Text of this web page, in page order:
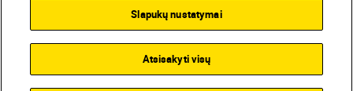
Back to top
Slapukų nustatymai
Atsisakyti visų